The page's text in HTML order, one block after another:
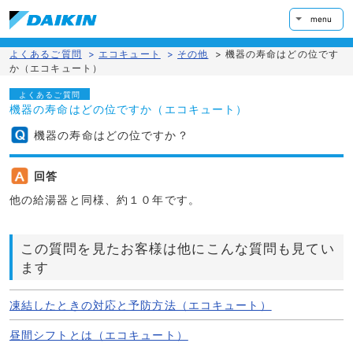
menu
よくあるご質問 > エコキュート > その他 > 機器の寿命はどの位です
か（エコキュート）
よくあるご質問
機器の寿命はどの位ですか（エコキュート）
機器の寿命はどの位ですか？
回答
他の給湯器と同様、約１０年です。
この質問を見たお客様は他にこんな質問も見てい
ます
凍結したときの対応と予防方法（エコキュート）
昼間シフトとは（エコキュート）